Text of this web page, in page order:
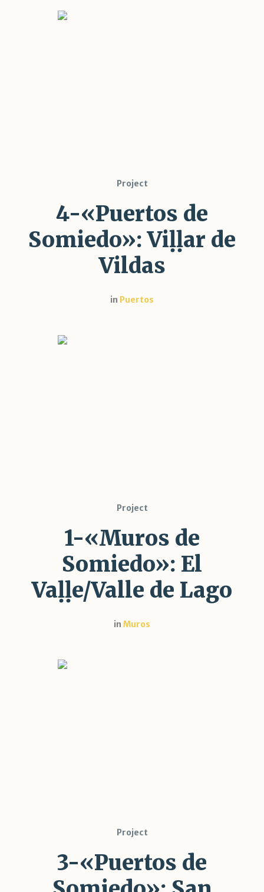
Project
4-«Puertos de
Somiedo»: Viḷḷar de
Vildas
in Puertos
Project
1-«Muros de
Somiedo»: El
Vaḷḷe/Valle de Lago
in Muros
Project
3-«Puertos de